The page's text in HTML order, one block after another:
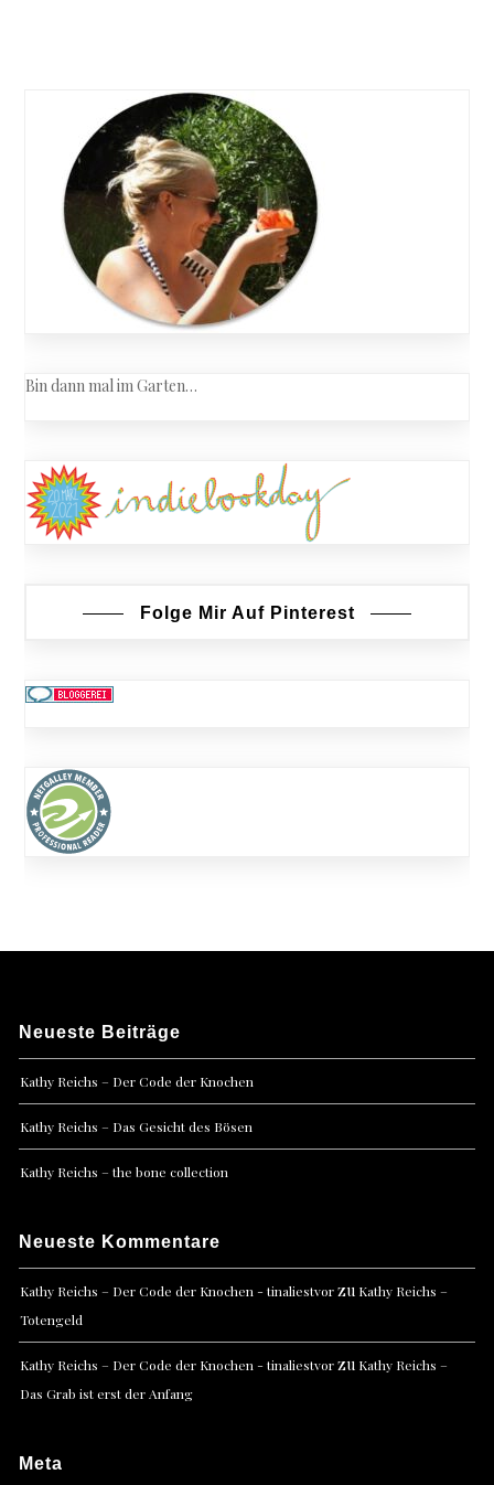
navigation
Bin dann mal im Garten…
Folge Mir Auf Pinterest
Neueste Beiträge
Kathy Reichs – Der Code der Knochen
Kathy Reichs – Das Gesicht des Bösen
Kathy Reichs – the bone collection
Neueste Kommentare
Kathy Reichs – Der Code der Knochen - tinaliestvorzu Kathy Reichs –
Totengeld
Kathy Reichs – Der Code der Knochen - tinaliestvorzu Kathy Reichs –
Das Grab ist erst der Anfang
Meta